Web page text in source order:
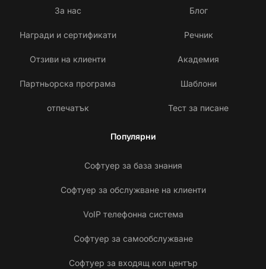
За нас
Награди и сертификати
Отзиви на клиенти
Партньорска програма
отпечатък
Блог
Речник
Академия
Шаблони
Тест за писане
Популярни
Софтуер за база знания
Софтуер за обслужване на клиенти
VoIP телефонна система
Софтуер за самообслужване
Софтуер за входящ кол център